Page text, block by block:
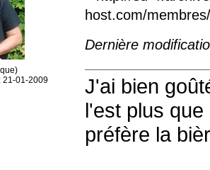
21-01-2009
Dernière
J'ai bien
l'est plus
préfère la